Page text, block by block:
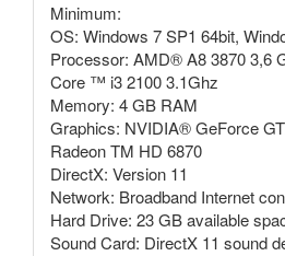
Minimum:
OS: Windows 7 SP1 64bit,
Processor: AMD® A8 3870 3,6
Core ™ i3 2100 3.1Ghz
Memory: 4 GB RAM
Graphics: NVIDIA® GeForce
Radeon TM HD 6870
DirectX: Version 11
Network: Broadband Internet
Hard Drive: 23 GB available
Sound Card: DirectX 11 sound